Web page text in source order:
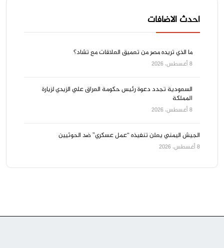
احدث الاضافات
ما الذي تريده مصر من تعميق العلاقات مع تشاد؟
8 أغسطس، 2026
السعودية تجدد دعوة رئيس حكومة العراق علي الزيدي لزيارة
المملكة
8 أغسطس، 2026
الجيش اليمني يعلن تنفيذه “عمل عسكري” ضد الحوثيين
8 أغسطس، 2026